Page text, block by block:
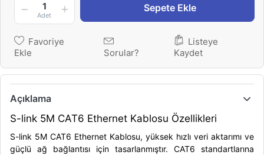
1
Adet
Sepete Ekle
Favoriye
Ekle
Sorular?
Listeye
Kaydet
Açıklama
S-link 5M CAT6 Ethernet Kablosu Özellikleri
S-link 5M CAT6 Ethernet Kablosu, yüksek hızlı veri aktarımı ve
güçlü ağ bağlantısı için tasarlanmıştır. CAT6 standartlarına